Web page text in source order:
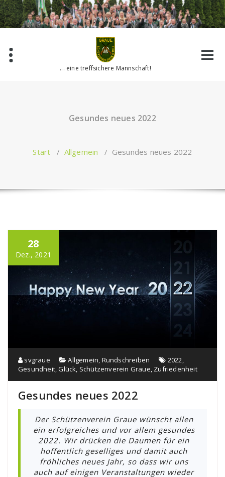
Zum
Inhalt
springen
... eine treffsichere Mannschaft!
Gesundes neues 2022
Start / Allgemein / Gesundes neues 2022
28
Dez., 2021
svgraue Allgemein, Rundschreiben 2022,
Gesundheit,Glück, Schützenverein Graue, Zufriedenheit
Gesundes neues 2022
Der Schützenverein Graue wünscht allen
ein erfolgreiches und vor allem gesundes
2022. Wir drücken die Daumen für ein
hoffentlich geselliges und damit auch
fröhliches neues Jahr, so dass wir uns
auch auf einigen Veranstaltungen wieder